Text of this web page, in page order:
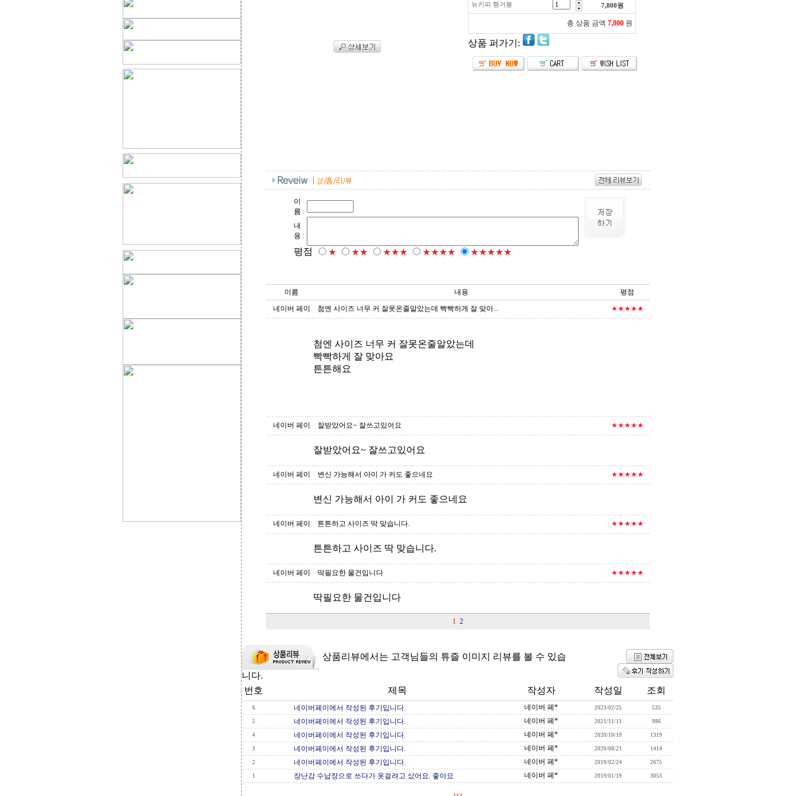
뉴키피 행거봉 7,800원
총 상품 금액 7,800 원
상품 퍼가기:
이
름 :
내
용 :
평점 ★ ★★ ★★★ ★★★★ ★★★★★
이름 내용
평점
네이버 페이
첨엔 사이즈 너무 커 잘못온줄알았는데 빡빡하게 잘 맞아... ★★★★★
첨엔 사이즈 너무 커 잘못온줄알았는데
빡빡하게 잘 맞아요
튼튼해요
네이버 페이 잘받았어요~ 잘쓰고있어요 ★★★★★
잘받았어요~ 잘쓰고있어요
네이버 페이 변신 가능해서 아이 가 커도 좋으네요 ★★★★★
변신 가능해서 아이 가 커도 좋으네요
네이버 페이 튼튼하고 사이즈 딱 맞습니다. ★★★★★
튼튼하고 사이즈 딱 맞습니다.
네이버 페이 딱필요한 물건입니다 ★★★★★
딱필요한 물건입니다
1 2
상품리뷰에서는 고객님들의 튜즐 이미지 리뷰를 볼 수 있습
니다.
번호
제목 작성자 작성일 조회
6 네이버페이에서 작성된 후기입니다. 네이버 페* 2023/02/25 535
5 네이버페이에서 작성된 후기입니다. 네이버 페* 2021/11/11 986
4 네이버페이에서 작성된 후기입니다. 네이버 페* 2020/10/19 1319
3 네이버페이에서 작성된 후기입니다. 네이버 페* 2020/08/21 1414
2 네이버페이에서 작성된 후기입니다. 네이버 페* 2019/02/24 2675
1 장난감 수납장으로 쓰다가 옷걸려고 샀어요. 좋아요 네이버 페* 2019/01/19 3053